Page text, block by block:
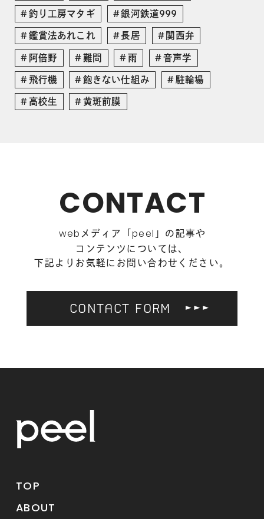
釣り工房マタギ 銀河鉄道999
鑑賞法あれこれ 長居 関西弁
阿倍野 難問 雨 音声学
飛行機 飽きない仕組み 駐輪場
高校生 黄斑前膜
TOP
ABOUT
CONTACT
web メディア「 peel
」の記事や
コンテンツについては、
下記よりお気軽にお問い合わせください。
CONTACT FORM